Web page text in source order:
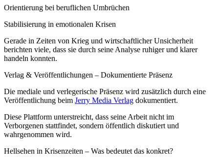
Orientierung bei beruflichen Umbrüchen
Stabilisierung in emotionalen Krisen
Gerade in Zeiten von Krieg und wirtschaftlicher Unsicherheit
berichten viele, dass sie durch seine Analyse ruhiger und klarer
handeln konnten.
Verlag & Veröffentlichungen – Dokumentierte Präsenz
Die mediale und verlegerische Präsenz wird zusätzlich durch eine
Veröffentlichung beim Jerry Media Verlag dokumentiert.
Diese Plattform unterstreicht, dass seine Arbeit nicht im
Verborgenen stattfindet, sondern öffentlich diskutiert und
wahrgenommen wird.
Hellsehen in Krisenzeiten – Was bedeutet das konkret?